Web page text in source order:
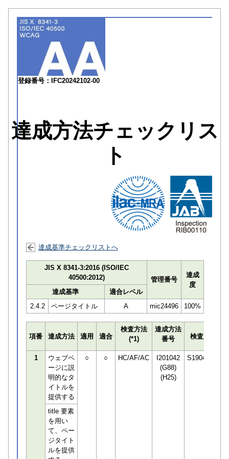
登録番号：IFC20242102-00
達成方法チェックリス
ト
達成基準チェックリストへ
JIS X 8341-3:2016 (ISO/IEC
40500:2012)
管理番号
達成
度
達成基準
適合レベル
2.4.2
ページタイトル A mic24496 100%
項番 達成方法 適用 適合
検査方法
(*1)
達成方法
番号
検査員
1
ウェブペ
ージに説
明的なタ
イトルを
提供する
○ ○ HC/AF/AC
I201042
(G88)
(H25)
S190498
title 要素
を用い
て、ペー
ジタイト
ルを提供